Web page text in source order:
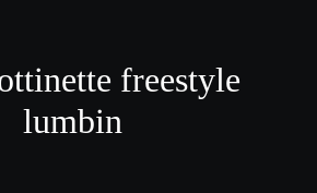
freestyle
lumbin